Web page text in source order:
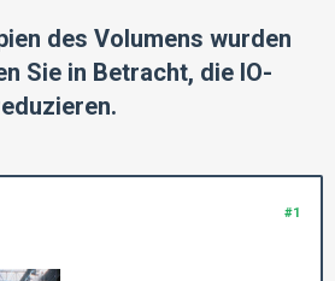
des Volumens wurden
Sie in Betracht, die IO-
#1